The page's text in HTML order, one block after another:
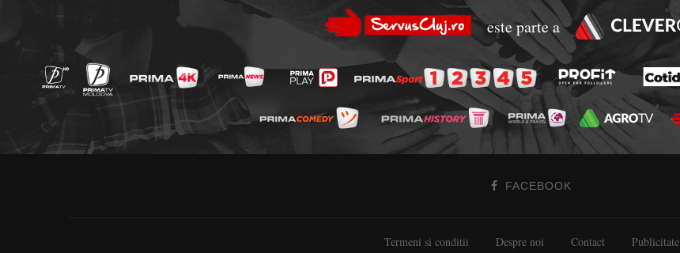
este parte a
FACEBOOK
Termeni si conditii Despre noi Contact Publicitate